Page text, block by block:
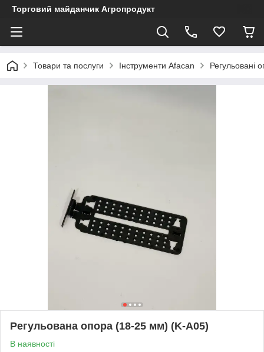
Торговий майданчик Агропродукт
Товари та послуги Інструменти Afacan Регульовані
Регульована опора (18-25 мм) (K-A05)
В наявності